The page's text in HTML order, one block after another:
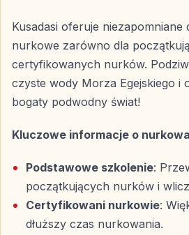
Przygoda rozpoczyna się w
otrzymują jasne i zrozumiałe
sprzętu, technik oddychania oraz
wodą. To szczególnie ważny etap
nurkujących po raz pierwszy.
Osoby bez doświadczenia biorą
treningowej, która pozwala oswoić
oddychaniem pod wodą przed
Kusadasi oferuje niezapomniane
nurkowe zarówno dla
certyfikowanych nurków.
czyste wody Morza Egejskiego i
bogaty podwodny świat!
Kluczowe informacje o
Podstawowe szkolenie:
początkujących nurków i
Certyfikowani nurkowie:
dłuższy czas nurkowania.